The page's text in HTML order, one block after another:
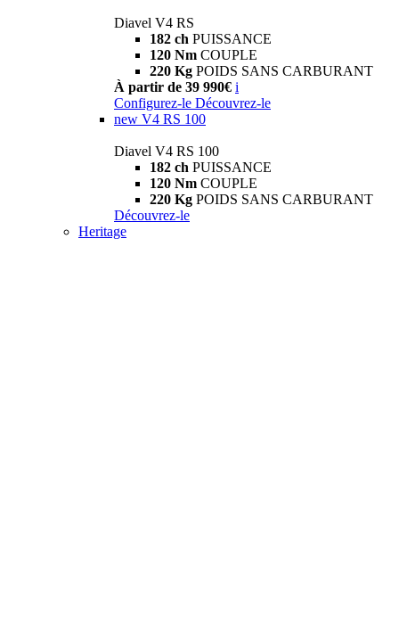
Diavel V4 RS
182 ch PUISSANCE
120 Nm COUPLE
220 Kg POIDS SANS CARBURANT
À partir de 39 990€ i
Configurez-le Découvrez-le
new V4 RS 100
Diavel V4 RS 100
182 ch PUISSANCE
120 Nm COUPLE
220 Kg POIDS SANS CARBURANT
Découvrez-le
Heritage